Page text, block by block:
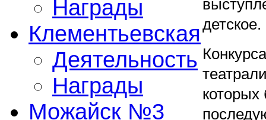
Награды
Клементьевская
Деятельность
Награды
Можайск №3
детское.